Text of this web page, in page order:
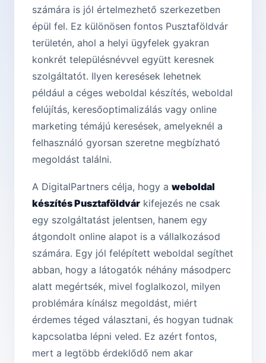
számára is jól értelmezhető szerkezetben
épül fel. Ez különösen fontos Pusztaföldvár
területén, ahol a helyi ügyfelek gyakran
konkrét településnévvel együtt keresnek
szolgáltatót. Ilyen keresések lehetnek
például a céges weboldal készítés, weboldal
felújítás, keresőoptimalizálás vagy online
marketing témájú keresések, amelyeknél a
felhasználó gyorsan szeretne megbízható
megoldást találni.
A DigitalPartners célja, hogy a weboldal
készítés Pusztaföldvár kifejezés ne csak
egy szolgáltatást jelentsen, hanem egy
átgondolt online alapot is a vállalkozásod
számára. Egy jól felépített weboldal segíthet
abban, hogy a látogatók néhány másodperc
alatt megértsék, mivel foglalkozol, milyen
problémára kínálsz megoldást, miért
érdemes téged választani, és hogyan tudnak
kapcsolatba lépni veled. Ez azért fontos,
mert a legtöbb érdeklődő nem akar